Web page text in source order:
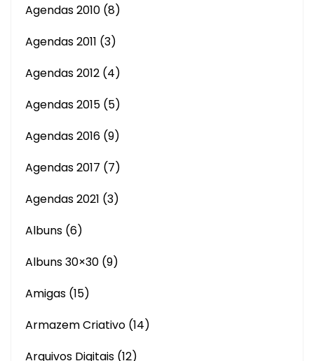
Agendas 2010 (8)
Agendas 2011 (3)
Agendas 2012 (4)
Agendas 2015 (5)
Agendas 2016 (9)
Agendas 2017 (7)
Agendas 2021 (3)
Albuns (6)
Albuns 30×30 (9)
Amigas (15)
Armazem Criativo (14)
Arquivos Digitais (12)